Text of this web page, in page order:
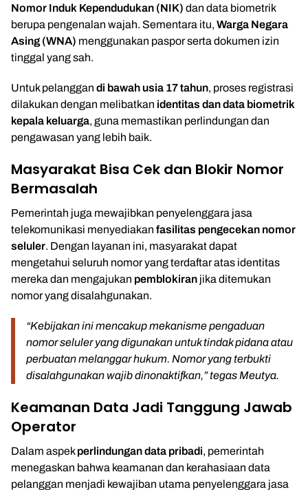
Nomor Induk Kependudukan (NIK) dan data biometrik
berupa pengenalan wajah. Sementara itu, Warga Negara
Asing (WNA) menggunakan paspor serta dokumen izin
tinggal yang sah.
Untuk pelanggan di bawah usia 17 tahun, proses registrasi
dilakukan dengan melibatkan identitas dan data biometrik
kepala keluarga, guna memastikan perlindungan dan
pengawasan yang lebih baik.
Masyarakat Bisa Cek dan Blokir Nomor
Bermasalah
Pemerintah juga mewajibkan penyelenggara jasa
telekomunikasi menyediakan fasilitas pengecekan nomor
seluler. Dengan layanan ini, masyarakat dapat
mengetahui seluruh nomor yang terdaftar atas identitas
mereka dan mengajukan pemblokiran jika ditemukan
nomor yang disalahgunakan.
“Kebijakan ini mencakup mekanisme pengaduan
nomor seluler yang digunakan untuk tindak pidana atau
perbuatan melanggar hukum. Nomor yang terbukti
disalahgunakan wajib dinonaktifkan,” tegas Meutya.
Keamanan Data Jadi Tanggung Jawab
Operator
Dalam aspekperlindungan data pribadi, pemerintah
menegaskan bahwa keamanan dan kerahasiaan data
pelanggan menjadi kewajiban utama penyelenggara jasa